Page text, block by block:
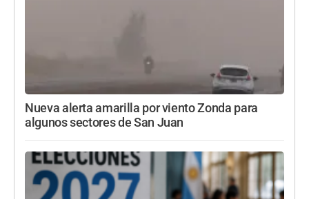
Nueva alerta amarilla por viento Zonda para
algunos sectores de San Juan